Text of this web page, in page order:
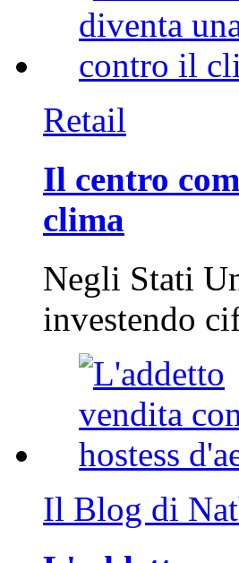
Retail
Il centro
clima
Negli Stati
investendo
Il Blog di